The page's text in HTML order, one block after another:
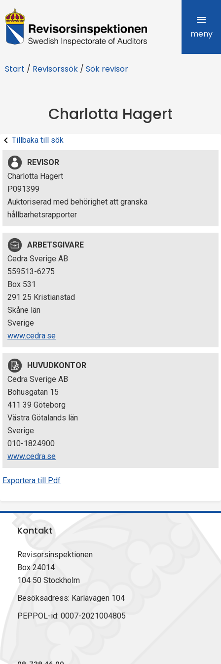
R
e
i
r
s
i
n
s
p
e
k
t
i
o
n
e
n
meny
Start / Revisorssök / Sök revisor
Charlotta Hagert
Tillbaka till sök
REVISOR
Charlotta Hagert
P091399
Auktoriserad med behörighet att granska
hållbarhetsrapporter
ARBETSGIVARE
Cedra Sverige AB
559513-6275
Box 531
291 25 Kristianstad
Skåne län
Sverige
www.cedra.se
HUVUDKONTOR
Cedra Sverige AB
Bohusgatan 15
411 39 Göteborg
Västra Götalands län
Sverige
010-1824900
www.cedra.se
Exportera till Pdf
Kontakt
Revisorsinspektionen
Box 24014
104 50 Stockholm
Besöksadress: Karlavägen 104
PEPPOL-id: 0007-2021004805